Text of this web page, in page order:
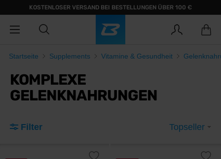
KOSTENLOSER VERSAND BEI BESTELLUNGEN ÜBER 100 €
Startseite Supplements Vitamine & Gesundheit
KOMPLEXE
GELENKNAHRUNGEN
Filter Topseller